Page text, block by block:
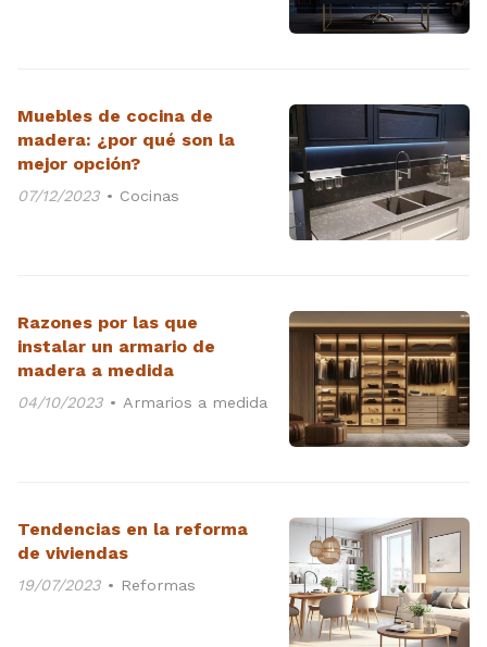
Muebles de cocina de
madera: ¿por qué son la
mejor opción?
07/12/2023 Cocinas
Razones por las que
instalar un armario de
madera a medida
04/10/2023 Armarios a medida
Tendencias en la reforma
de viviendas
19/07/2023 Reformas